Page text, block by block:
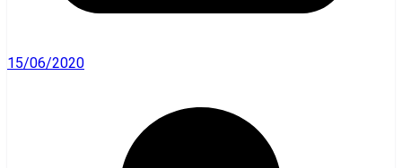
15/06/2020